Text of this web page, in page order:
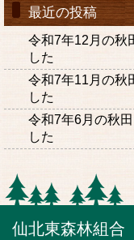
最近の投稿
令和7年12月の秋
した
令和7年11月の秋
した
令和7年6月の秋
した
仙北東森林組合